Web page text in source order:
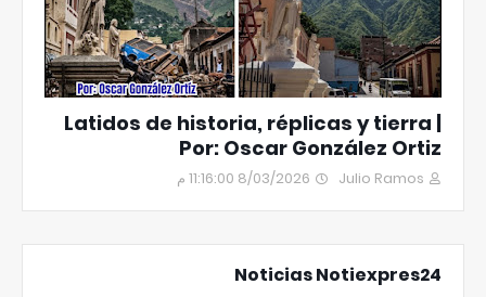
Latidos de historia, réplicas y tierra |
Por: Oscar González Ortiz
Julio Ramos 8/03/2026 11:16:00 م
Noticias Notiexpres24